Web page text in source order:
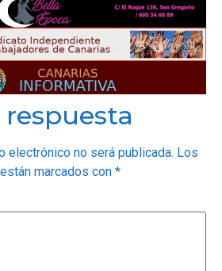
electrónico no será publicada. Los
marcados con *